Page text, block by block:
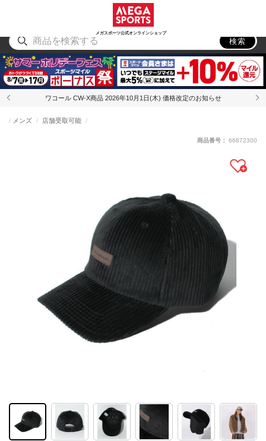
メガスポーツ公式オンラインショップ
アウトドア
検索
ワコール CW-X商品 2026年10月1日(木) 価格改定のお知らせ
メンズ 店舗受取可能
商品番号： 66872300